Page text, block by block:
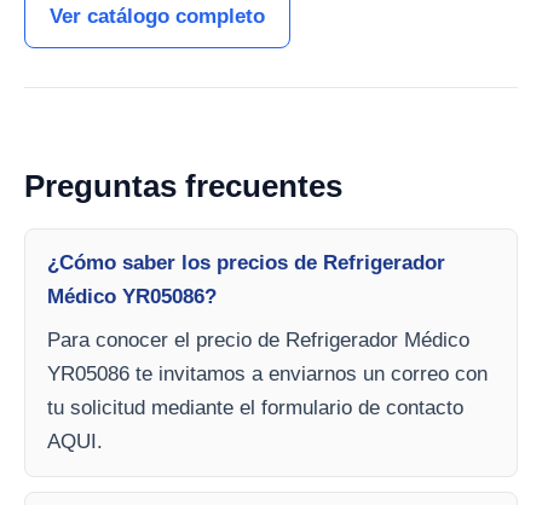
Ver catálogo completo
Preguntas frecuentes
¿Cómo saber los precios de Refrigerador
Médico YR05086?
Para conocer el precio de Refrigerador Médico
YR05086 te invitamos a enviarnos un correo con
tu solicitud mediante el formulario de contacto
AQUI.